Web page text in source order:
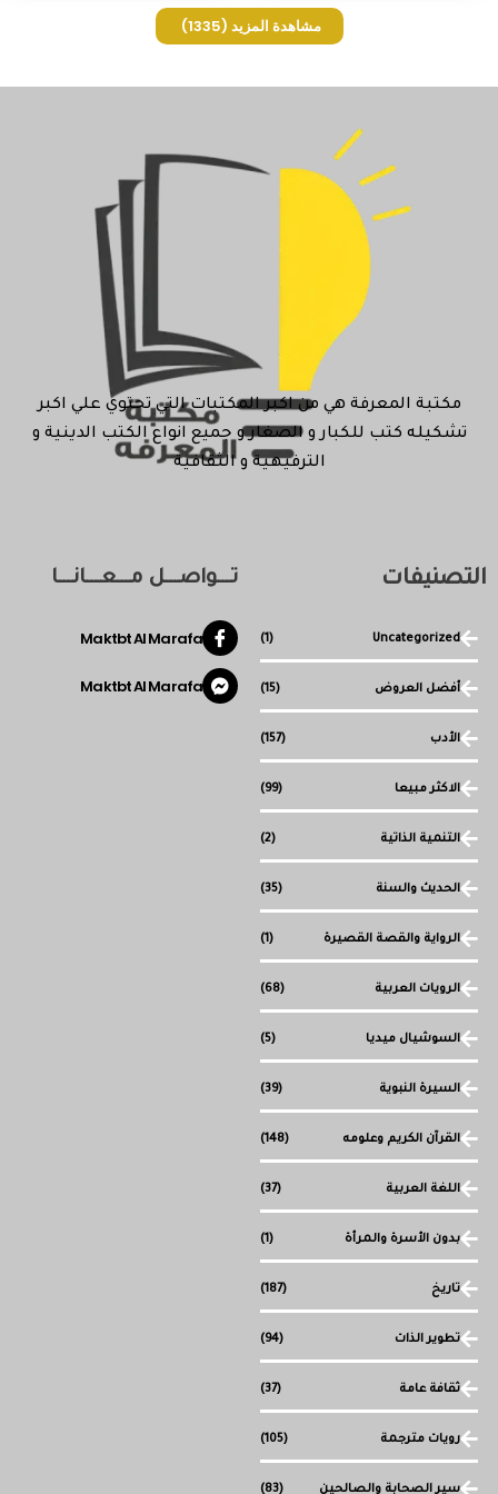
مشاهدة المزيد (1335)
مكتبة المعرفة هي من اكبر المكتبات التي تحتوي علي اكبر
تشكيله كتب للكبار و الصغار و جميع انواع الكتب الدينية و
الترفيهية و الثقافية
التصنيفات
Uncategorized
(1)
أفضل العروض (15)
الأدب (157)
الاكثر مبيعا (99)
التنمية الذاتية (2)
الحديث والسنة (35)
الرواية والقصة القصيرة (1)
الرويات العربية (68)
السوشيال ميديا (5)
السيرة النبوية (39)
القرآن الكريم وعلومه (148)
اللغة العربية (37)
بدون الأسرة والمرأة (1)
تاريخ (187)
تطوير الذات (94)
ثقافة عامة (37)
رويات مترجمة (105)
سير الصحابة والصالحين (83)
تـــواصـــل مـــعـــانـــا
Maktbt Al Marafa
Maktbt Al Marafa